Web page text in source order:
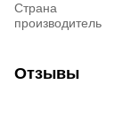
Страна
производитель
Отзывы